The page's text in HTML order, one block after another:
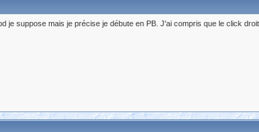
suppose mais je précise je débute en PB. J'ai compris que le click